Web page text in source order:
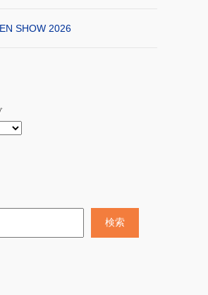
SHOW 2026
検索